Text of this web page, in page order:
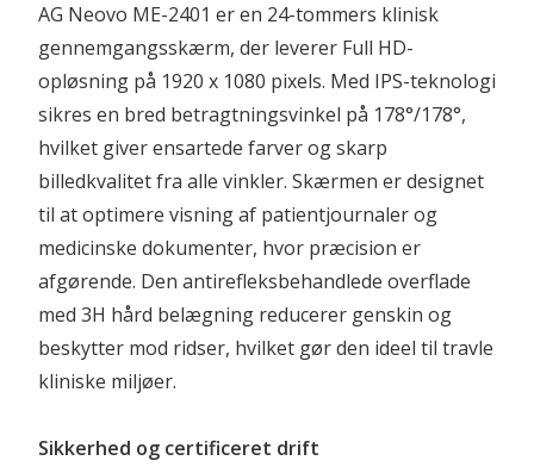
AG Neovo ME-2401 er en 24-tommers klinisk
gennemgangsskærm, der leverer Full HD-
opløsning på 1920 x 1080 pixels. Med IPS-teknologi
sikres en bred betragtningsvinkel på 178°/178°,
hvilket giver ensartede farver og skarp
billedkvalitet fra alle vinkler. Skærmen er designet
til at optimere visning af patientjournaler og
medicinske dokumenter, hvor præcision er
afgørende. Den antirefleksbehandlede overflade
med 3H hård belægning reducerer genskin og
beskytter mod ridser, hvilket gør den ideel til travle
kliniske miljøer.
Sikkerhed og certificeret drift